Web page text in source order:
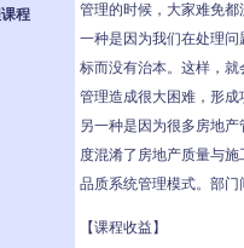
程
管理的时候，大家难免
一种是因为我们在处理
标而没有治本。这样，
管理造成很大困难，形
另一种是因为很多房地
度混淆了房地产质量与
品质系统管理模式。部
【课程收益】